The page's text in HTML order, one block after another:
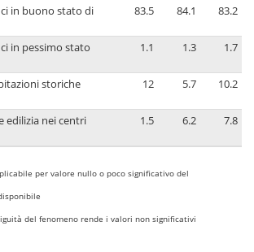
in buono stato di
83.5 84.1 83.2
in pessimo stato
1.1 1.3 1.7
storiche
12 5.7 10.2
edilizia nei centri
1.5 6.2 7.8
per valore nullo o poco significativo del
del fenomeno rende i valori non significativi